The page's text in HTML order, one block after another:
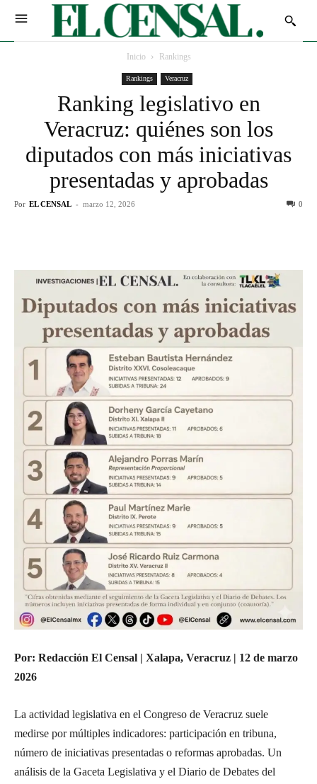
Inicio Rankings
Rankings Veracruz
Ranking legislativo en
Veracruz: quiénes son los
diputados con más iniciativas
presentadas y aprobadas
Por EL CENSAL - marzo 12, 2026 0
Por: Redacción El Censal | Xalapa, Veracruz | 12 de marzo
2026
La actividad legislativa en el Congreso de Veracruz suele
medirse por múltiples indicadores: participación en tribuna,
número de iniciativas presentadas o reformas aprobadas. Un
análisis de la Gaceta Legislativa y el Diario de Debates del